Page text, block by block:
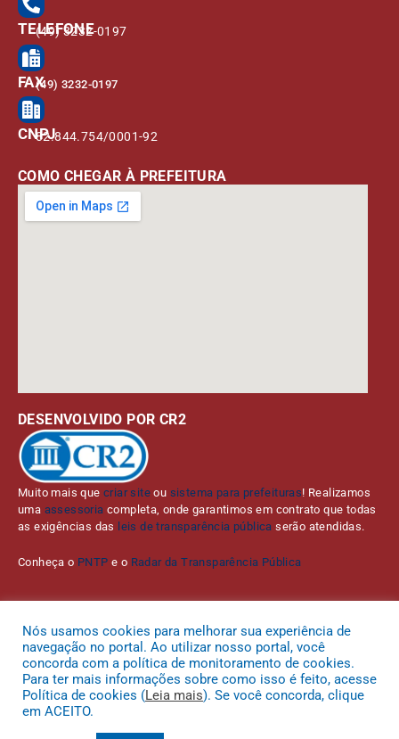
TELEFONE
(49) 3232-0197
FAX(49) 3232-0197
CNPJ82.844.754/0001-92
COMO CHEGAR À PREFEITURA
DESENVOLVIDO POR CR2
Muito mais quecriar site ou sistema para prefeituras! Realizamos
uma assessoria completa, onde garantimos em contrato que todas
as exigências das leis de transparência pública serão atendidas.
Conheça o PNTP e o Radar da Transparência Pública
Todos os direitos reservados a Prefeitura Municipal de Bom Jardim da
Serra.
Mapa do Site Acessar Área Administrativa Acessar o Webmail
Nós usamos cookies para melhorar sua experiência de
navegação no portal. Ao utilizar nosso portal, você
concorda com a política de monitoramento de cookies.
Para ter mais informações sobre como isso é feito, acesse
Política de cookies (Leia mais). Se você concorda, clique
em ACEITO.